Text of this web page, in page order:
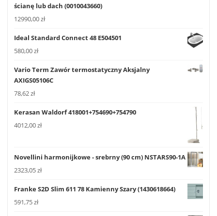
ścianę lub dach (0010043660)
12990,00zł
Ideal Standard Connect 48 E504501
580,00zł
Vario Term Zawór termostatyczny Aksjalny
AXIGS05106C
78,62zł
Kerasan Waldorf 418001+754690+754790
4012,00zł
Novellini harmonijkowe - srebrny (90 cm) NSTARS90-1A
2323,05zł
Franke S2D Slim 611 78 Kamienny Szary (1430618664)
591,75zł